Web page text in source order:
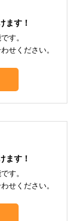
ます！
す。
せください。
ます！
す。
せください。